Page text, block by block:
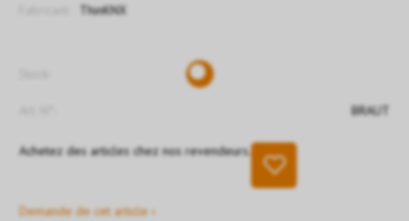
ThinKNX
BRAUT
Achetez des articles chez nos revendeurs.
Demande de cet article ›